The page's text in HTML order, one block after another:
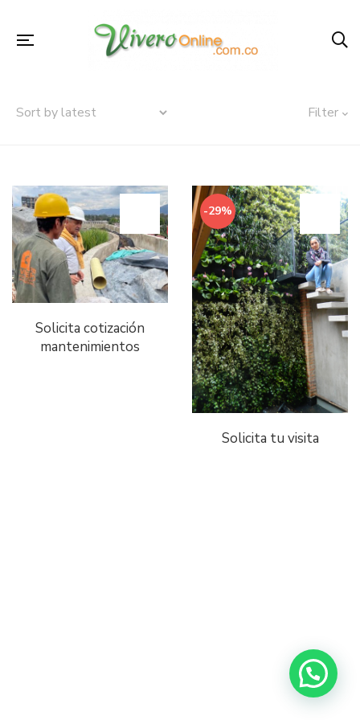
Filter
Solicita cotización
mantenimientos
-29%
Solicita tu visita